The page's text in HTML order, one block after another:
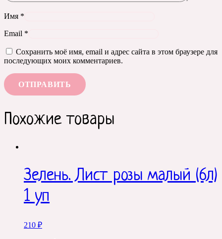
Имя *
Email *
Сохранить моё имя, email и адрес сайта в этом браузере для
последующих моих комментариев.
Похожие товары
Зелень. Лист розы малый (6л)
1 уп
210 ₽